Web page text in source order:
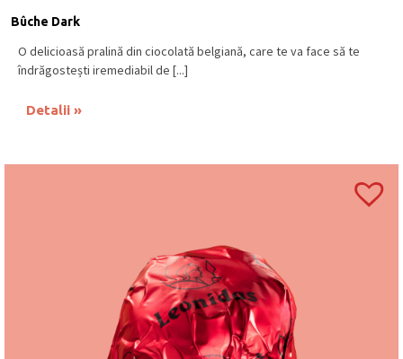
Bûche Dark
O delicioasă pralină din ciocolată belgiană, care te va face să te
îndrăgostești iremediabil de [...]
Detalii